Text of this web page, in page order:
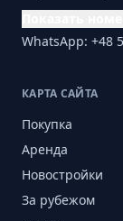
WhatsApp: +48
КАРТА САЙТА
Покупка
Аренда
Новостройки
За рубежом